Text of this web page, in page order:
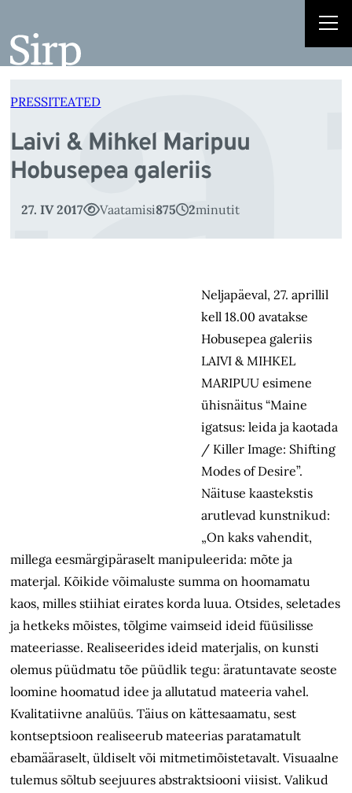
juurde
PRESSITEATED
Laivi & Mihkel Maripuu
Hobusepea galeriis
27. IV 2017 Vaatamisi875 2minutit
Neljapäeval, 27. aprillil
kell 18.00 avatakse
Hobusepea galeriis
LAIVI & MIHKEL
MARIPUU esimene
ühisnäitus “Maine
igatsus: leida ja kaotada
/ Killer Image: Shifting
Modes of Desire”.
Näituse kaastekstis
arutlevad kunstnikud:
„On kaks vahendit,
millega eesmärgipäraselt manipuleerida: mõte ja
materjal. Kõikide võimaluste summa on hoomamatu
kaos, milles stiihiat eirates korda luua. Otsides, seletades
ja hetkeks mõistes, tõlgime vaimseid ideid füüsilisse
mateeriasse. Realiseerides ideid materjalis, on kunsti
olemus püüdmatu tõe püüdlik tegu: äratuntavate seoste
loomine hoomatud idee ja allutatud mateeria vahel.
Kvalitatiivne analüüs. Täius on kättesaamatu, sest
kontseptsioon realiseerub mateerias paratamatult
ebamääraselt, üldiselt või mitmetimõistetavalt. Visuaalne
tulemus sõltub seejuures abstraktsiooni viisist. Valikud